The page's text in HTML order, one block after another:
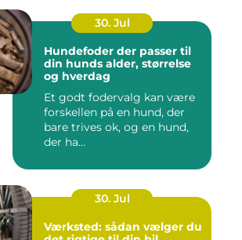
30. Jul
Hundefoder der passer til
din hunds alder, størrelse
og hverdag
Et godt fodervalg kan være
forskellen på en hund, der
bare trives ok, og en hund,
der ha...
30. Jul
Værksted: sådan vælger du